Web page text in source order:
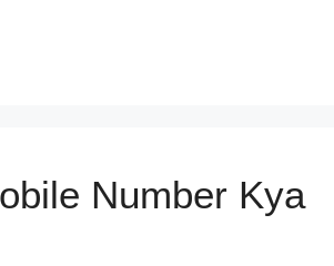
Number Kya